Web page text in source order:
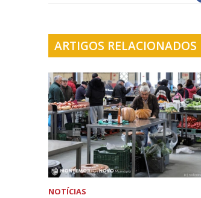
ARTIGOS RELACIONADOS
NOTÍCIAS